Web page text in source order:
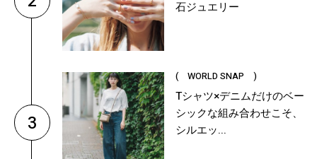
石ジュエリー
3
( WORLD SNAP )
Tシャツ×デニムだけのベー
シックな組み合わせこそ、
シルエッ...